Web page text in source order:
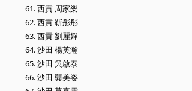
61. 西貢 周家樂
62. 西貢 靳彤彤
63. 西貢 劉麗嬋
64. 沙田 楊英瀚
65. 沙田 吳啟泰
66. 沙田 龔美姿